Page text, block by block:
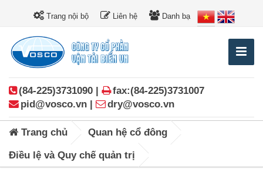
Trang nội bộ Liên hệ Danh bạ
(84-225)3731090 |
fax:(84-225)3731007
pid@vosco.vn |
dry@vosco.vn
Trang chủ Quan hệ cổ đông
Điều lệ và Quy chế quản trị